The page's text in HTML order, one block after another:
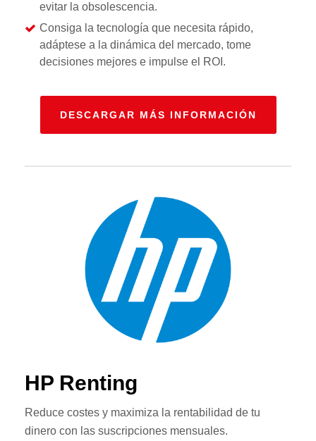
evitar la obsolescencia.
Consiga la tecnología que necesita rápido,
adáptese a la dinámica del mercado, tome
decisiones mejores e impulse el ROI.
DESCARGAR MÁS INFORMACIÓN
HP Renting
Reduce costes y maximiza la rentabilidad de tu
dinero con las suscripciones mensuales.